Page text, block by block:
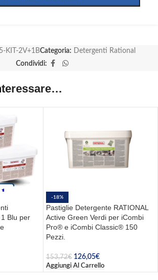
KIT-2V+1BCategoria: Detergenti Rational
Condividi:
Blu per
-18%
Pastiglie Detergente RATIONAL
Active Green Verdi per iCombi
Pro® e iCombi Classic® 150
Pezzi.
153,72€ 126,05€
Aggiungi Al Carrello